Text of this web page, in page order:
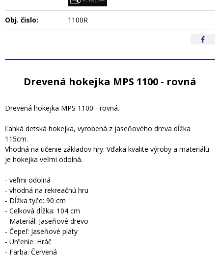
Obj. čislo: 1100R
Drevená hokejka MPS 1100 - rovná
Drevená hokejka MPS 1100 - rovná.
Ľahká detská hokejka, vyrobená z jaseňového dreva dĺžka
115cm.
Vhodná na učenie základov hry. Vďaka kvalite výroby a materiálu
je hokejka veľmi odolná.
- veľmi odolná
- vhodná na rekreačnú hru
- Dĺžka tyče: 90 cm
- Celková dĺžka: 104 cm
- Materiál: Jaseňové drevo
- Čepeľ: Jaseňové pláty
- Určenie: Hráč
- Farba: Červená